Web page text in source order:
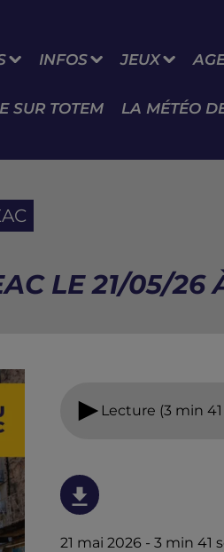
INFOS JEUX
SUR TOTEM LA MÉTÉO
LE 21/05/26
Lecture (3 min 41
21 mai 2026 - 3 min 41